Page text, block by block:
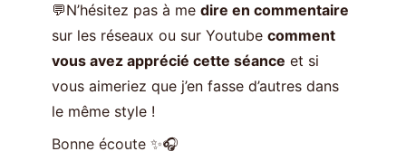
💬N’hésitez pas à me dire en commentaire
sur les réseaux ou sur Youtube comment
vous avez apprécié cette séance et si
vous aimeriez que j’en fasse d’autres dans
le même style !
Bonne écoute ✨🎧